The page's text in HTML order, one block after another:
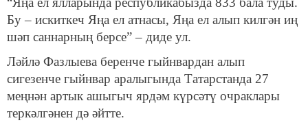
Бу – искиткеч Яңа ел атнасы, Яңа ел алып килгән иң
шәп саннарның берсе” – диде ул.
Ләйлә Фазлыева беренче гыйнвардан алып
сигезенче гыйнвар аралыгында Татарстанда 27
меңнән артык ашыгыч ярдәм күрсәтү очраклары
теркәлгәнен дә әйтте.